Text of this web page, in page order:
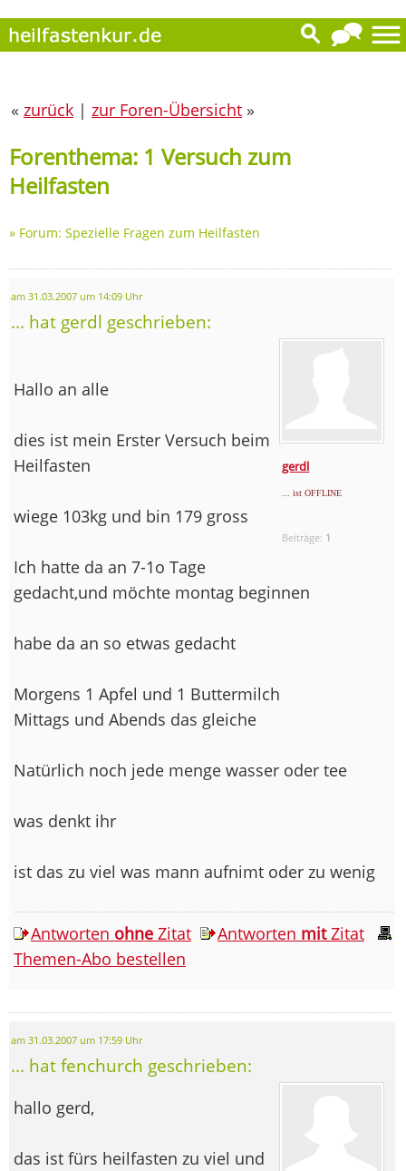
« zurück | zur Foren-Übersicht »
Forenthema: 1 Versuch zum
Heilfasten
» Forum: Spezielle Fragen zum Heilfasten
am 31.03.2007 um 14:09 Uhr
... hat gerdl geschrieben:
gerdl
... ist OFFLINE
Beiträge: 1
Hallo an alle
dies ist mein Erster Versuch beim
Heilfasten
wiege 103kg und bin 179 gross
Ich hatte da an 7-1o Tage
gedacht,und möchte montag beginnen
habe da an so etwas gedacht
Morgens 1 Apfel und 1 Buttermilch
Mittags und Abends das gleiche
Natürlich noch jede menge wasser oder tee
was denkt ihr
ist das zu viel was mann aufnimt oder zu wenig
Antworten ohne Zitat Antworten mitZitat
Themen-Abo bestellen
am 31.03.2007 um 17:59 Uhr
... hat fenchurch geschrieben:
hallo gerd,
das ist fürs heilfasten zu viel und